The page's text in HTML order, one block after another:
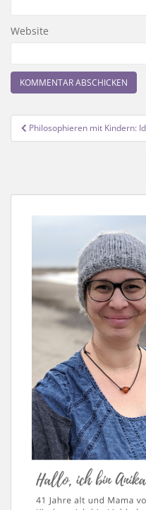
Website
Philosophieren mit Kindern: